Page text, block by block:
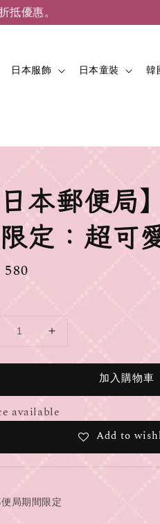
抵優惠。
日本服飾 日本童裝
韓
日本郵便局
定：超可
加入購物車
available
Add to
局期間限定